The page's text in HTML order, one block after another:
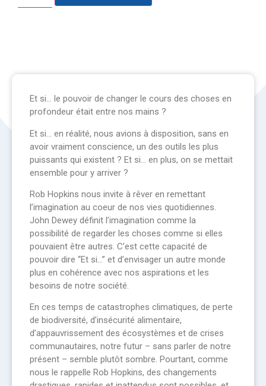
Et si… le pouvoir de changer le cours des choses en
profondeur était entre nos mains ?
Et si… en réalité, nous avions à disposition, sans en
avoir vraiment conscience, un des outils les plus
puissants qui existent ? Et si… en plus, on se mettait
ensemble pour y arriver ?
Rob Hopkins nous invite à rêver en remettant
l’imagination au coeur de nos vies quotidiennes.
John Dewey définit l’imagination comme la
possibilité de regarder les choses comme si elles
pouvaient être autres. C’est cette capacité de
pouvoir dire “Et si…” et d’envisager un autre monde
plus en cohérence avec nos aspirations et les
besoins de notre société.
En ces temps de catastrophes climatiques, de perte
de biodiversité, d’insécurité alimentaire,
d’appauvrissement des écosystèmes et de crises
communautaires, notre futur – sans parler de notre
présent – semble plutôt sombre. Pourtant, comme
nous le rappelle Rob Hopkins, des changements